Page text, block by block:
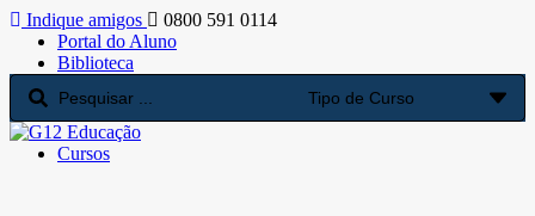
Indique amigos
0800 591 0114
Portal do Aluno
Biblioteca
Cursos